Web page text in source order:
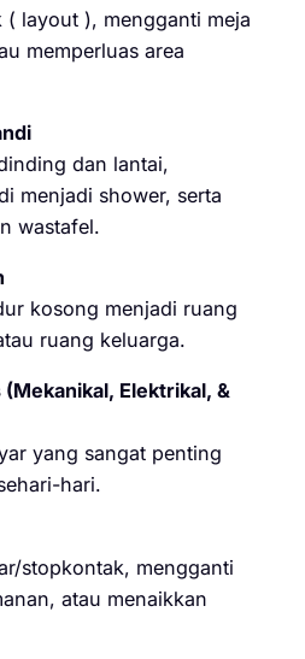
( layout ), mengganti meja
memperluas area
dan lantai,
menjadi shower, serta
wastafel.
kosong menjadi ruang
ruang keluarga.
Elektrikal, &
yang sangat penting
hari.
stopkontak, mengganti
atau menaikkan